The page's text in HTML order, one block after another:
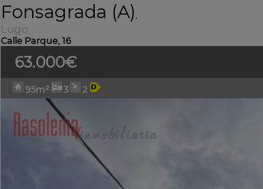
Fonsagrada (A),
Lugo
Calle Parque, 16
63.000€
95m² 3 2